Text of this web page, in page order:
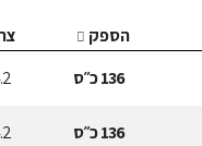
הספק
136כ״ס
136כ״ס